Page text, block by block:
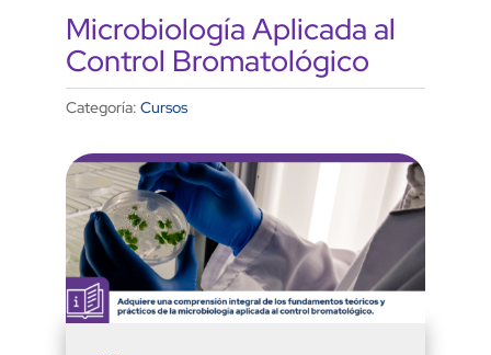
Microbiología Aplicada al
Control Bromatológico
Categoría: Cursos